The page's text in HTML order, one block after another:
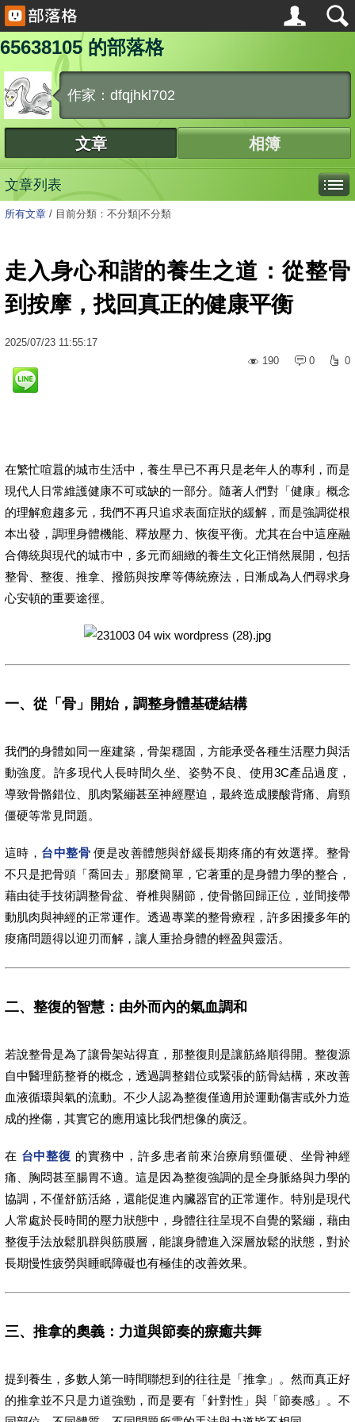
65638105 的部落格
作家：dfqjhkl702
文章 相簿
文章列表
所有文章 / 目前分類：不分類|不分類
走入身心和諧的養生之道：從整骨
到按摩，找回真正的健康平衡
2025/07/23 11:55:17
190
0 0
在繁忙喧囂的城市生活中，養生早已不再只是老年人的專利，而是
現代人日常維護健康不可或缺的一部分。隨著人們對「健康」概念
的理解愈趨多元，我們不再只追求表面症狀的緩解，而是強調從根
本出發，調理身體機能、釋放壓力、恢復平衡。尤其在台中這座融
合傳統與現代的城市中，多元而細緻的養生文化正悄然展開，包括
整骨、整復、推拿、撥筋與按摩等傳統療法，日漸成為人們尋求身
心安頓的重要途徑。
一、從「骨」開始，調整身體基礎結構
我們的身體如同一座建築，骨架穩固，方能承受各種生活壓力與活
動強度。許多現代人長時間久坐、姿勢不良、使用3C產品過度，
導致骨骼錯位、肌肉緊繃甚至神經壓迫，最終造成腰酸背痛、肩頸
僵硬等常見問題。
這時， 台中整骨 便是改善體態與舒緩長期疼痛的有效選擇。整骨
不只是把骨頭「喬回去」那麼簡單，它著重的是身體力學的整合，
藉由徒手技術調整骨盆、脊椎與關節，使骨骼回歸正位，並間接帶
動肌肉與神經的正常運作。透過專業的整骨療程，許多困擾多年的
痠痛問題得以迎刃而解，讓人重拾身體的輕盈與靈活。
二、整復的智慧：由外而內的氣血調和
若說整骨是為了讓骨架站得直，那整復則是讓筋絡順得開。整復源
自中醫理筋整脊的概念，透過調整錯位或緊張的筋骨結構，來改善
血液循環與氣的流動。不少人認為整復僅適用於運動傷害或外力造
成的挫傷，其實它的應用遠比我們想像的廣泛。
在 台中整復 的實務中，許多患者前來治療肩頸僵硬、坐骨神經
痛、胸悶甚至腸胃不適。這是因為整復強調的是全身脈絡與力學的
協調，不僅舒筋活絡，還能促進內臟器官的正常運作。特別是現代
人常處於長時間的壓力狀態中，身體往往呈現不自覺的緊繃，藉由
整復手法放鬆肌群與筋膜層，能讓身體進入深層放鬆的狀態，對於
長期慢性疲勞與睡眠障礙也有極佳的改善效果。
三、推拿的奧義：力道與節奏的療癒共舞
提到養生，多數人第一時間聯想到的往往是「推拿」。然而真正好
的推拿並不只是力道強勁，而是要有「針對性」與「節奏感」。不